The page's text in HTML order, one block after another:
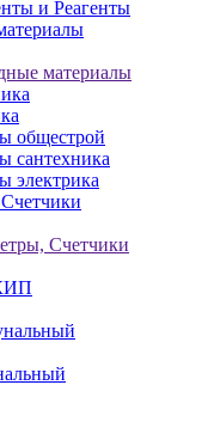
и Реагенты
материалы
общестрой
сантехника
электрика
Счетчики